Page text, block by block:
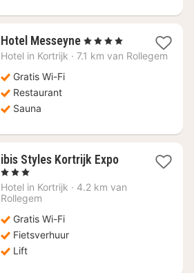
Hotel Messeyne1
nacht
, 4 Sterren
Hotel in Kortrijk · 7.1 km van Rollegem
Gratis Wi-Fi
Restaurant
Sauna
ibis Styles Kortrijk Expo1
vanaf
, 3 Sterren
Hotel in Kortrijk · 4.2 km van
Rollegem
Gratis Wi-Fi
Fietsverhuur
Lift